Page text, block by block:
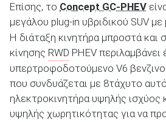
ΑΝΑΖΗΤΗΣΗ
Επίσης, το Concept GC-PHEV
μεγάλου plug-in υβριδικού SUV με
Η διάταξη κινητήρα μπροστά και
κίνησης RWD PHEV περιλαμβάνει
υπερτροφοδοτούμενο V6
που συνδυάζεται με 8τάχυτο
ηλεκτροκινητήρα υψηλής ισχύος
υψηλής χωρητικότητας για να